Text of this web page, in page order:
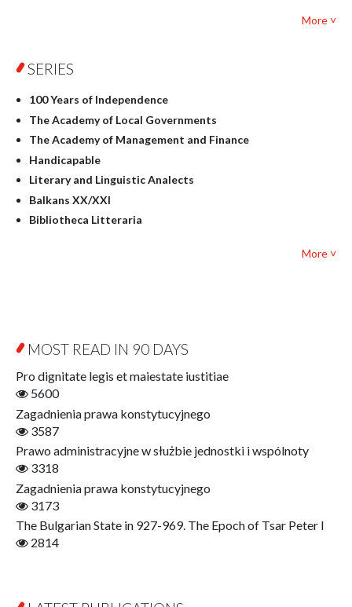
Geography
Linguistics
Judaica
Culture and art
Literary Studies
Mathematics
Pedagogy
Textbooks for foreigners
Open Access
More ˅
SERIES
100 Years of Independence
The Academy of Local Governments
The Academy of Management and Finance
Handicapable
Literary and Linguistic Analects
Balkans XX/XXI
Bibliotheca Litteraria
Film! Scholars
Finance
Gerontology
Literary Interpretations
Jerzy Giedroyc and Witnesses of History
Winter of Life?
Linguistics
What Is Man?
More ˅
MOST READ IN 90 DAYS
Pro dignitate legis et maiestate iustitiae
5600
Zagadnienia prawa konstytucyjnego
3587
Prawo administracyjne w służbie jednostki i wspólnoty
3318
Zagadnienia prawa konstytucyjnego
3173
The Bulgarian State in 927-969. The Epoch of Tsar Peter I
2814